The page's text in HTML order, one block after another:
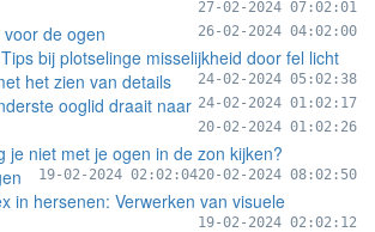
27-02-2024 07:02:01
de ogen 26-02-2024 04:02:00
bij plotselinge misselijkheid door fel licht
24-02-2024 05:02:38
het zien van details
24-02-2024 01:02:17
ooglid draait naar
20-02-2024 01:02:26
je niet met je ogen in de zon kijken?
20-02-2024 08:02:50
19-02-2024 02:02:04
in hersenen: Verwerken van visuele
19-02-2024 02:02:12